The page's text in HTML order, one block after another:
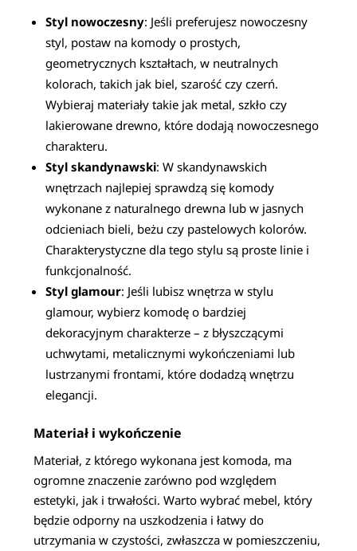
Styl nowoczesny: Jeśli preferujesz nowoczesny
styl, postaw na komody o prostych,
geometrycznych kształtach, w neutralnych
kolorach, takich jak biel, szarość czy czerń.
Wybieraj materiały takie jak metal, szkło czy
lakierowane drewno, które dodają nowoczesnego
charakteru.
Styl skandynawski: W skandynawskich
wnętrzach najlepiej sprawdzą się komody
wykonane z naturalnego drewna lub w jasnych
odcieniach bieli, beżu czy pastelowych kolorów.
Charakterystyczne dla tego stylu są proste linie i
funkcjonalność.
Styl glamour: Jeśli lubisz wnętrza w stylu
glamour, wybierz komodę o bardziej
dekoracyjnym charakterze – z błyszczącymi
uchwytami, metalicznymi wykończeniami lub
lustrzanymi frontami, które dodadzą wnętrzu
elegancji.
Materiał i wykończenie
Materiał, z którego wykonana jest komoda, ma
ogromne znaczenie zarówno pod względem
estetyki, jak i trwałości. Warto wybrać mebel, który
będzie odporny na uszkodzenia i łatwy do
utrzymania w czystości, zwłaszcza w pomieszczeniu,